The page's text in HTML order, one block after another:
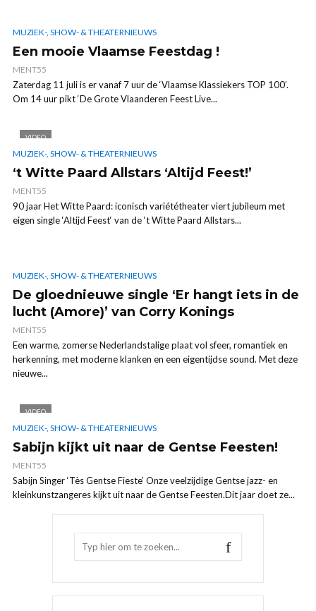
MUZIEK-, SHOW- & THEATERNIEUWS
Een mooie Vlaamse Feestdag !
MENT55
Zaterdag 11 juli is er vanaf 7 uur de ‘Vlaamse Klassiekers TOP 100’.
Om 14 uur pikt ‘De Grote Vlaanderen Feest Live...
VIDEO
MUZIEK-, SHOW- & THEATERNIEUWS
‘t Witte Paard Allstars ‘Altijd Feest!’
MENT55
90 jaar Het Witte Paard: iconisch variététheater viert jubileum met
eigen single ‘Altijd Feest‘ van de ‘t Witte Paard Allstars...
MUZIEK-, SHOW- & THEATERNIEUWS
De gloednieuwe single ‘Er hangt iets in de
lucht (Amore)’ van Corry Konings
MENT55
Een warme, zomerse Nederlandstalige plaat vol sfeer, romantiek en
herkenning, met moderne klanken en een eigentijdse sound. Met deze
nieuwe...
VIDEO
MUZIEK-, SHOW- & THEATERNIEUWS
Sabijn kijkt uit naar de Gentse Feesten!
MENT55
Sabijn Singer ‘Tès Gentse Fieste’ Onze veelzijdige Gentse jazz- en
kleinkunstzangeres kijkt uit naar de Gentse Feesten.Dit jaar doet ze...